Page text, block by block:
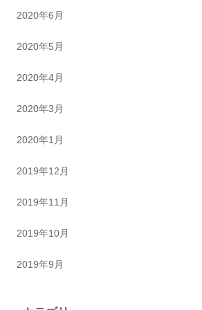
2020年6月
2020年5月
2020年4月
2020年3月
2020年1月
2019年12月
2019年11月
2019年10月
2019年9月